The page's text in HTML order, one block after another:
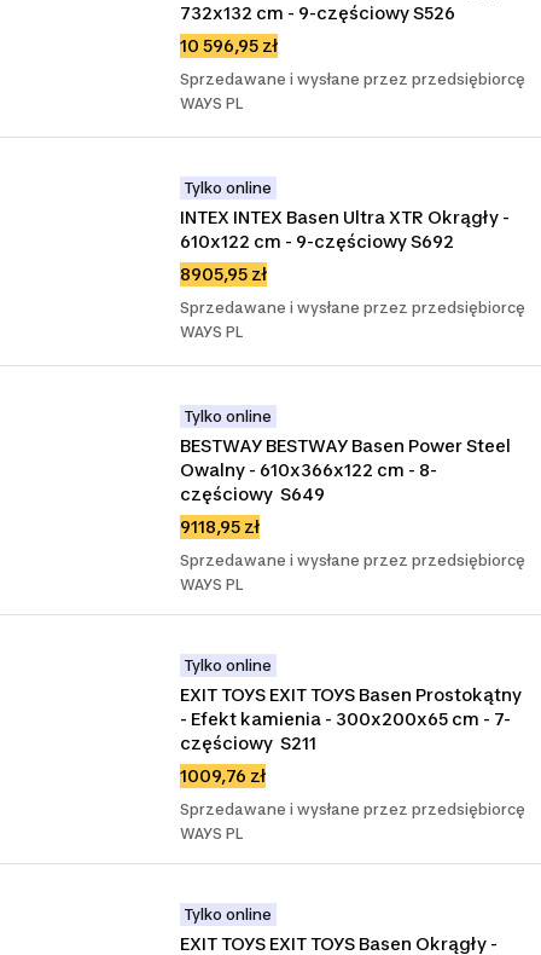
732x132 cm - 9-częściowy S526
10 596,95 zł
Sprzedawane i wysłane przez przedsiębiorcę
WAYS PL
Tylko online
INTEX INTEX Basen Ultra XTR Okrągły -
610x122 cm - 9-częściowy S692
8905,95 zł
Sprzedawane i wysłane przez przedsiębiorcę
WAYS PL
Tylko online
BESTWAY BESTWAY Basen Power Steel
Owalny - 610x366x122 cm - 8-
częściowy  S649
9118,95 zł
Sprzedawane i wysłane przez przedsiębiorcę
WAYS PL
Tylko online
EXIT TOYS EXIT TOYS Basen Prostokątny
- Efekt kamienia - 300x200x65 cm - 7-
częściowy  S211
1009,76 zł
Sprzedawane i wysłane przez przedsiębiorcę
WAYS PL
Tylko online
EXIT TOYS EXIT TOYS Basen Okrągły -